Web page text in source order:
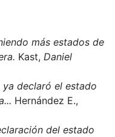
más estados de
Kast, Daniel
declaró el estado
Hernández E.,
del estado